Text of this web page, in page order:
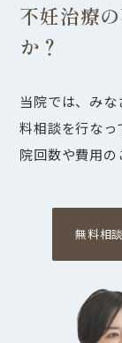
不妊治療
か？
当院では、み
料相談を行なっ
院回数や費用の
無料相